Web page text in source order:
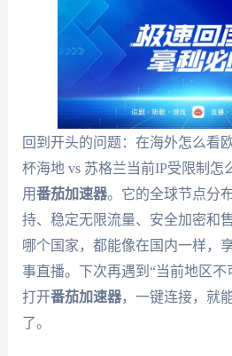
回到开头的问题：在海外怎么看
杯海地 vs 苏格兰当前IP受限制
用番茄加速器。它的全球节点分
持、稳定无限流量、安全加密和
哪个国家，都能像在国内一样，
事直播。下次再遇到“当前地区不
打开番茄加速器，一键连接，就
了。